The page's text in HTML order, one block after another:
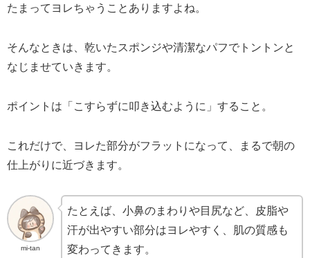
たまってヨレちゃうことありますよね。
そんなときは、乾いたスポンジや清潔なパフでトントンと
なじませていきます。
ポイントは「こすらずに叩き込むように」すること。
これだけで、ヨレた部分がフラットになって、まるで朝の
仕上がりに近づきます。
mi-tan
たとえば、小鼻のまわりや目尻など、皮脂や
汗が出やすい部分はヨレやすく、肌の質感も
変わってきます。